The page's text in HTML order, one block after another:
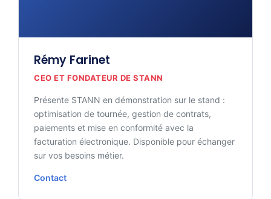
Rémy Farinet
CEO ET FONDATEUR DE STANN
Présente STANN en démonstration sur le stand :
optimisation de tournée, gestion de contrats,
paiements et mise en conformité avec la
facturation électronique. Disponible pour échanger
sur vos besoins métier.
Contact